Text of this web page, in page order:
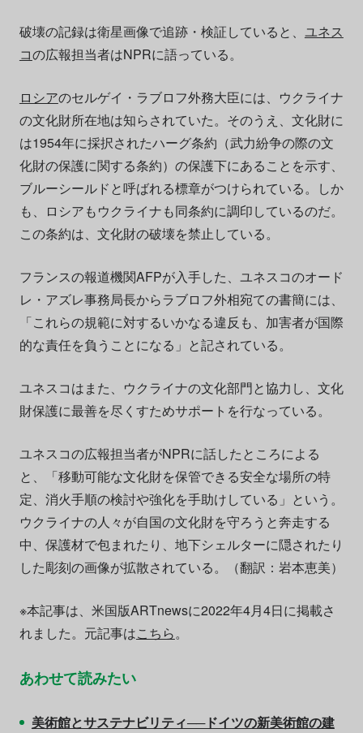
破壊の記録は衛星画像で追跡・検証していると、 ユネス
コの広報担当者はNPRに語っている。
ロシアのセルゲイ・ラブロフ外務大臣には、ウクライナ
の文化財所在地は知らされていた。そのうえ、文化財に
は1954年に採択されたハーグ条約（武力紛争の際の文
化財の保護に関する条約）の保護下にあることを示す、
ブルーシールドと呼ばれる標章がつけられている。しか
も、ロシアもウクライナも同条約に調印しているのだ。
この条約は、文化財の破壊を禁止している。
フランスの報道機関AFPが入手した、ユネスコのオード
レ・アズレ事務局長からラブロフ外相宛ての書簡には、
「これらの規範に対するいかなる違反も、加害者が国際
的な責任を負うことになる」と記されている。
ユネスコはまた、ウクライナの文化部門と協力し、文化
財保護に最善を尽くすためサポートを行なっている。
ユネスコの広報担当者がNPRに話したところによる
と、「移動可能な文化財を保管できる安全な場所の特
定、消火手順の検討や強化を手助けしている」という。
ウクライナの人々が自国の文化財を守ろうと奔走する
中、保護材で包まれたり、地下シェルターに隠されたり
した彫刻の画像が拡散されている。（翻訳：岩本恵美）
※本記事は、米国版ARTnewsに2022年4月4日に掲載さ
れました。元記事はこちら。
あわせて読みたい
美術館とサステナビリティ──ドイツの新美術館の建